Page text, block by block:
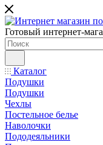
Готовый интернет-
Каталог
Подушки
Подушки
Чехлы
Постельное белье
Наволочки
Пододеяльники